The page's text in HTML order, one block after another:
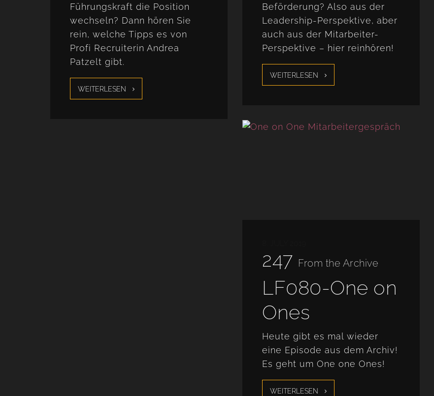
Führungskraft die Position
wechseln? Dann hören Sie
rein, welche Tipps es von
Profi Recruiterin Andrea
Patzelt gibt.
WEITERLESEN
Beförderung? Also aus der
Leadership-Perspektive, aber
auch aus der Mitarbeiter-
Perspektive – hier reinhören!
WEITERLESEN
247 From the Archive
LF080-One on
Ones
Heute gibt es mal wieder
eine Episode aus dem Archiv!
Es geht um One one Ones!
WEITERLESEN